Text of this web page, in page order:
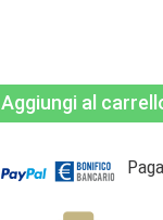
Aggiungi al